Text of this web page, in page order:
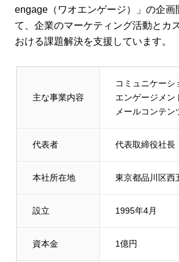
engage（ワオエンゲージ）」の企画
て、企業のマーケティング活動とカ
おける課題解決を支援しています。
主な事業内容
コミュニケーシ
エンゲージメン
メールコンテ
代表者 代表取締役社
本社所在地 東京都品川区西
設立 1995年4月
資本金 1億円